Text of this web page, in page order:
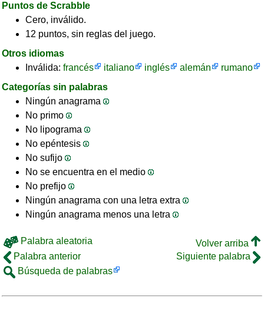
Puntos de Scrabble
Cero, inválido.
12 puntos, sin reglas del juego.
Otros idiomas
Inválida: francés italiano inglés alemán
rumano
Categorías sin palabras
Ningún anagrama
No primo
No lipograma
No epéntesis
No sufijo
No se encuentra en el medio
No prefijo
Ningún anagrama con una letra extra
Ningún anagrama menos una letra
Palabra aleatoria
Volver arriba
Palabra anterior
Siguiente palabra
Búsqueda de palabras